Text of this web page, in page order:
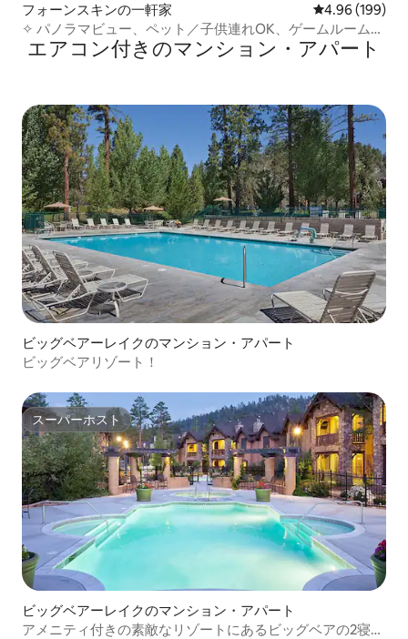
フォーンスキンの一軒家 レビュー199
4.96 (199)
✧ パノラマビュー、ペット／子供連れOK、ゲームルーム！
✧
エアコン付きのマンション・アパート
ビッグベアーレイクのマンション・アパート
ビッグベアリゾート！
スーパーホスト
スーパーホスト
ビッグベアーレイクのマンション・アパート
アメニティ付きの素敵なリゾートにあるビッグベアの2寝室